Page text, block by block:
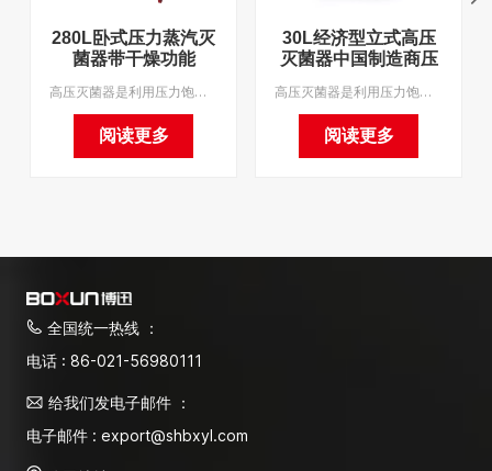
280L卧式压力蒸汽灭
菌器带干燥功能
高压灭菌器是利用压力饱和蒸汽对物品进行快速、可靠灭菌的设备。是医疗器械、敷料、玻璃器皿、酒类培养基等灭菌的理想设备。支持OEM。
阅读更多
30L经济型立式高压
灭菌器中国制造商压
高压灭菌器是利用压力饱和蒸汽对物品进行快速、可靠灭菌的设备。是医疗器械、敷料、玻璃器皿、酒类培养基等灭菌的理想设备。支持OEM。
阅读更多
全国统一热线 ：
电话 : 86-021-56980111
给我们发电子邮件 ：
电子邮件 : export@shbxyl.com